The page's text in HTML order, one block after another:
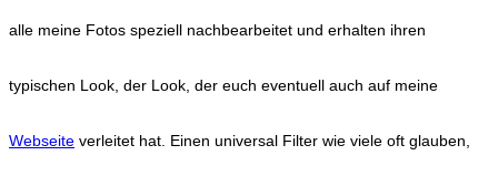
alle meine Fotos speziell nachbearbeitet und erhalten ihren
typischen Look, der Look, der euch eventuell auch auf meine
Webseite verleitet hat. Einen universal Filter wie viele oft glauben,